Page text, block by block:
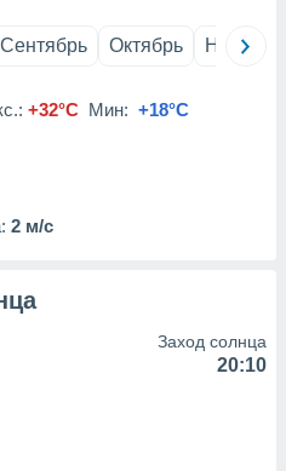
Сентябрь Октябрь Ноябрь
+32°C Мин: +18°C
2 м/с
Заход солнца
20:10